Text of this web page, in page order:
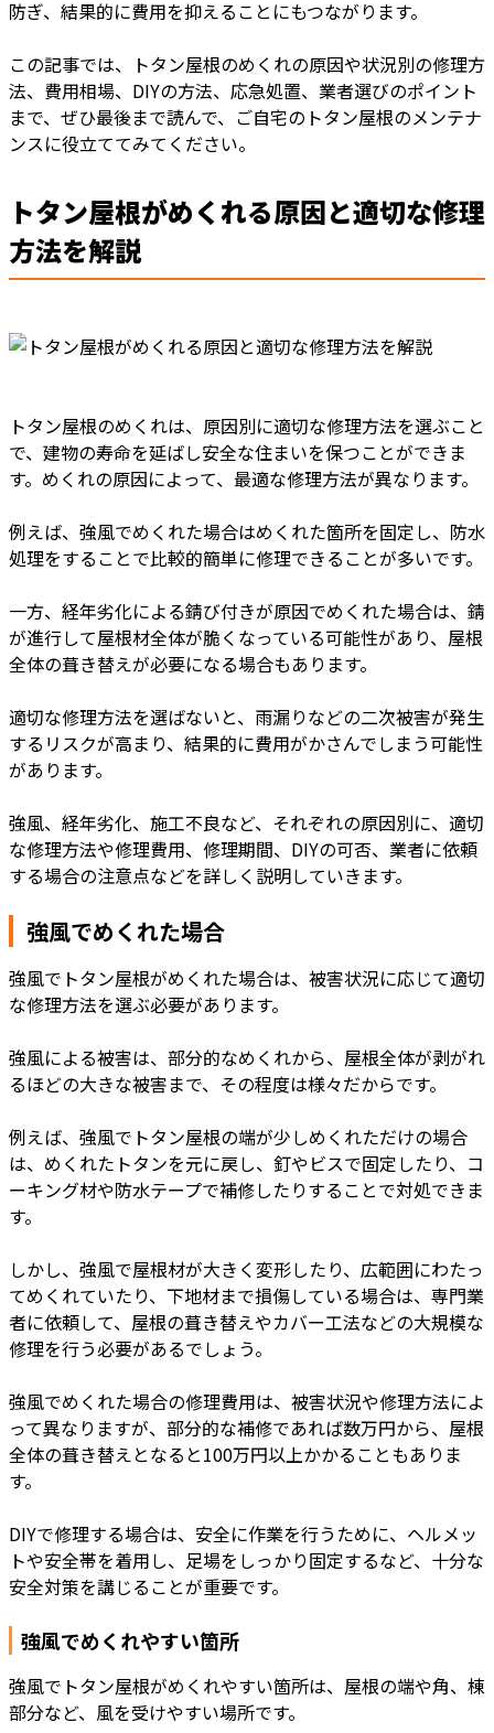
防ぎ、結果的に費用を抑えることにもつながります。
この記事では、トタン屋根のめくれの原因や状況別の修理方
法、費用相場、DIYの方法、応急処置、業者選びのポイント
まで、ぜひ最後まで読んで、ご自宅のトタン屋根のメンテナ
ンスに役立ててみてください。
トタン屋根がめくれる原因と適切な修理
方法を解説
トタン屋根のめくれは、原因別に適切な修理方法を選ぶこと
で、建物の寿命を延ばし安全な住まいを保つことができま
す。めくれの原因によって、最適な修理方法が異なります。
例えば、強風でめくれた場合はめくれた箇所を固定し、防水
処理をすることで比較的簡単に修理できることが多いです。
一方、経年劣化による錆び付きが原因でめくれた場合は、錆
が進行して屋根材全体が脆くなっている可能性があり、屋根
全体の葺き替えが必要になる場合もあります。
適切な修理方法を選ばないと、雨漏りなどの二次被害が発生
するリスクが高まり、結果的に費用がかさんでしまう可能性
があります。
強風、経年劣化、施工不良など、それぞれの原因別に、適切
な修理方法や修理費用、修理期間、DIYの可否、業者に依頼
する場合の注意点などを詳しく説明していきます。
強風でめくれた場合
強風でトタン屋根がめくれた場合は、被害状況に応じて適切
な修理方法を選ぶ必要があります。
強風による被害は、部分的なめくれから、屋根全体が剥がれ
るほどの大きな被害まで、その程度は様々だからです。
例えば、強風でトタン屋根の端が少しめくれただけの場合
は、めくれたトタンを元に戻し、釘やビスで固定したり、コ
ーキング材や防水テープで補修したりすることで対処できま
す。
しかし、強風で屋根材が大きく変形したり、広範囲にわたっ
てめくれていたり、下地材まで損傷している場合は、専門業
者に依頼して、屋根の葺き替えやカバー工法などの大規模な
修理を行う必要があるでしょう。
強風でめくれた場合の修理費用は、被害状況や修理方法によ
って異なりますが、部分的な補修であれば数万円から、屋根
全体の葺き替えとなると100万円以上かかることもありま
す。
DIYで修理する場合は、安全に作業を行うために、ヘルメッ
トや安全帯を着用し、足場をしっかり固定するなど、十分な
安全対策を講じることが重要です。
強風でめくれやすい箇所
強風でトタン屋根がめくれやすい箇所は、屋根の端や角、棟
部分など、風を受けやすい場所です。